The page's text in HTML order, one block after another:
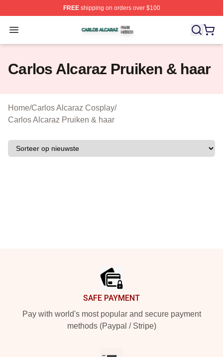
FREEshipping on orders over $100
Open menu
Carlos Alcaraz Shop ⚡️ Officially Licensed Carlos
Carlos Alcaraz Pruiken & haar
Home/Carlos Alcaraz Cosplay/
Carlos Alcaraz Pruiken & haar
SAFE PAYMENT
Pay with world's most popular and secure payment
methods (Paypal / Stripe)